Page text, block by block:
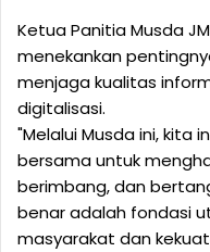
Ketua Panitia Musda
menekankan
menjaga kualitas
digitalisasi.
"Melalui Musda ini, kita
bersama untuk
berimbang, dan
benar adalah fondasi
masyarakat dan